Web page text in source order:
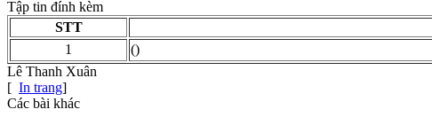
Tập tin đính kèm
STT
1
()
Lê Thanh Xuân
[ In trang]
Các bài khác